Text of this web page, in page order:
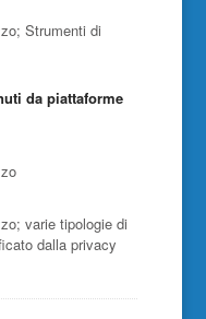
Strumenti di
da piattaforme
varie tipologie di
dalla privacy